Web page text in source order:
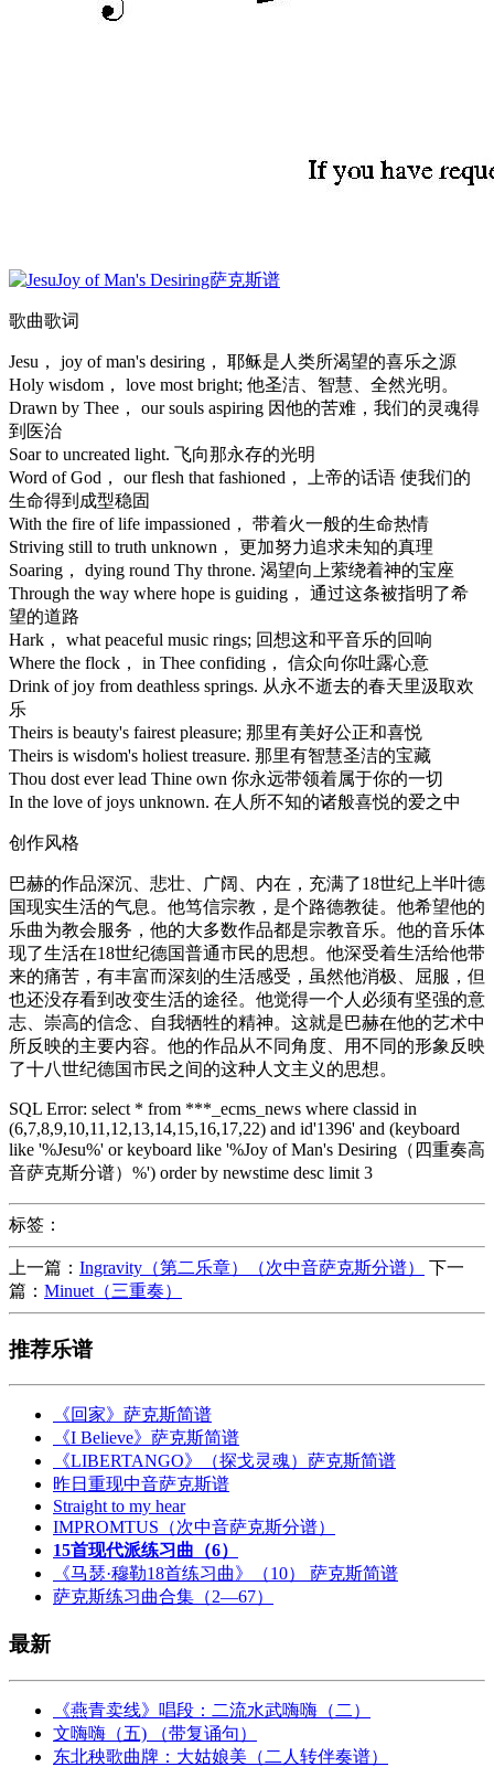
歌曲歌词
Jesu， joy of man's desiring， 耶稣是人类所渴望的喜乐之源
Holy wisdom， love most bright; 他圣洁、智慧、全然光明。
Drawn by Thee， our souls aspiring 因他的苦难，我们的灵魂得
到医治
Soar to uncreated light. 飞向那永存的光明
Word of God， our flesh that fashioned， 上帝的话语 使我们的
生命得到成型稳固
With the fire of life impassioned， 带着火一般的生命热情
Striving still to truth unknown， 更加努力追求未知的真理
Soaring， dying round Thy throne. 渴望向上萦绕着神的宝座
Through the way where hope is guiding， 通过这条被指明了希
望的道路
Hark， what peaceful music rings; 回想这和平音乐的回响
Where the flock， in Thee confiding， 信众向你吐露心意
Drink of joy from deathless springs. 从永不逝去的春天里汲取欢
乐
Theirs is beauty's fairest pleasure; 那里有美好公正和喜悦
Theirs is wisdom's holiest treasure. 那里有智慧圣洁的宝藏
Thou dost ever lead Thine own 你永远带领着属于你的一切
In the love of joys unknown. 在人所不知的诸般喜悦的爱之中
创作风格
巴赫的作品深沉、悲壮、广阔、内在，充满了18世纪上半叶德
国现实生活的气息。他笃信宗教，是个路德教徒。他希望他的
乐曲为教会服务，他的大多数作品都是宗教音乐。他的音乐体
现了生活在18世纪德国普通市民的思想。他深受着生活给他带
来的痛苦，有丰富而深刻的生活感受，虽然他消极、屈服，但
也还没存看到改变生活的途径。他觉得一个人必须有坚强的意
志、崇高的信念、自我牺牲的精神。这就是巴赫在他的艺术中
所反映的主要内容。他的作品从不同角度、用不同的形象反映
了十八世纪德国市民之间的这种人文主义的思想。
SQL Error: select * from ***_ecms_news where classid in
(6,7,8,9,10,11,12,13,14,15,16,17,22) and id'1396' and (keyboard
like '%Jesu%' or keyboard like '%Joy of Man's Desiring（四重奏高
音萨克斯分谱）%') order by newstime desc limit 3
标签：
上一篇： Ingravity（第二乐章）（次中音萨克斯分谱）
下一
篇： Minuet（三重奏）
推荐乐谱
《回家》萨克斯简谱
《I Believe》萨克斯简谱
《LIBERTANGO》（探戈灵魂）萨克斯简谱
昨日重现中音萨克斯谱
Straight to my hear
IMPROMTUS（次中音萨克斯分谱）
15首现代派练习曲（6）
《马瑟·穆勒18首练习曲》（10） 萨克斯简谱
萨克斯练习曲合集（2—67）
最新
《燕青卖线》唱段：二流水武嗨嗨（二）
文嗨嗨（五) （带复诵句）
东北秧歌曲牌：大姑娘美（二人转伴奏谱）